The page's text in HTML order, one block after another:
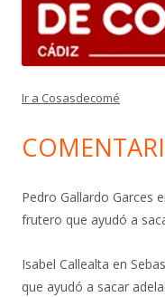
Ir a Cosasdecomé
Pedro Gallardo Garces
frutero que ayudó a
Isabel Callealta en
que ayudó a sacar